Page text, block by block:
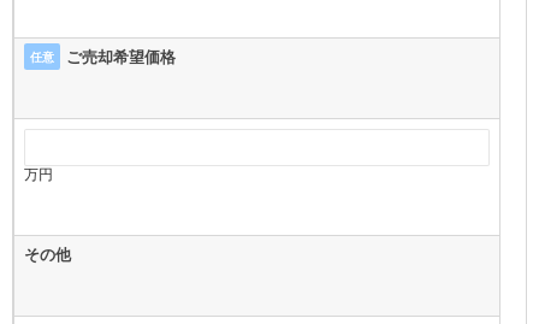
任意 ご売却希望価格
万円
その他